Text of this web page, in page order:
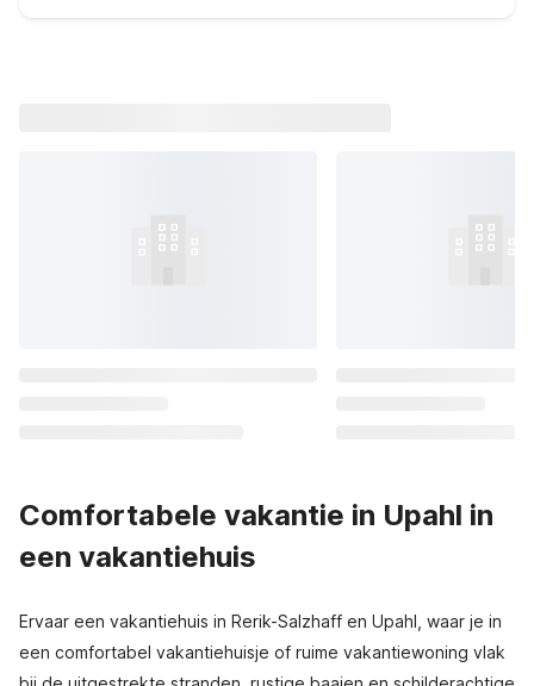
Comfortabele vakantie in Upahl in
een vakantiehuis
Ervaar een vakantiehuis in Rerik-Salzhaff en Upahl, waar je in
een comfortabel vakantiehuisje of ruime vakantiewoning vlak